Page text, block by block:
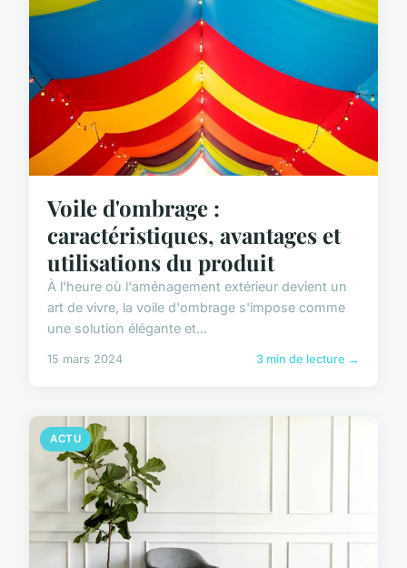
Voile d'ombrage :
caractéristiques, avantages et
utilisations du produit
À l'heure où l'aménagement extérieur devient un
art de vivre, la voile d'ombrage s'impose comme
une solution élégante et...
15 mars 2024 3 min de lecture →
ACTU